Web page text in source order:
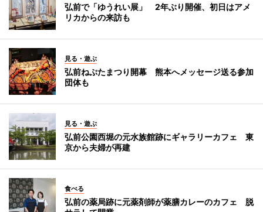
弘前で「ゆうれい展」 2年ぶり開催、初日はアメ
リカからの来訪も
見る・遊ぶ
弘前ねぷたまつり開幕 熊本へメッセージ送る参加
団体も
見る・遊ぶ
弘前公園西堀の元水族館跡にギャラリーカフェ 東
京から夫婦が再建
食べる
弘前の薬局跡に元薬剤師が薬膳カレーのカフェ 脱